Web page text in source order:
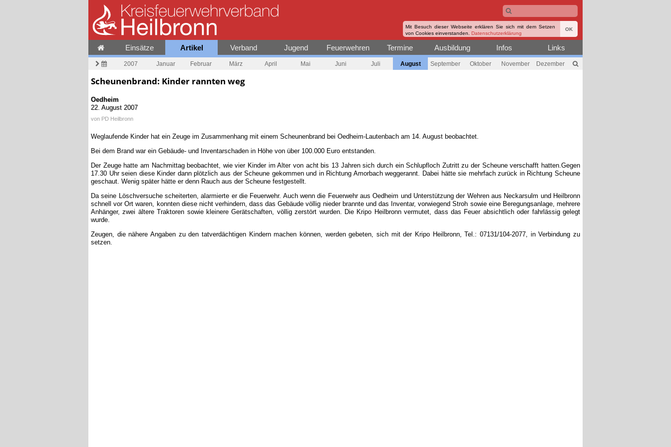
Mit Besuch dieser Webseite erklären Sie sich mit dem Setzen
von Cookies einverstanden. Datenschutzerklärung
OK
Einsätze Artikel Verband Jugend Feuerwehren Termine Ausbildung Infos Links
2007 Januar Februar März April Mai Juni Juli August September Oktober November Dezember
Scheunenbrand: Kinder rannten weg
Oedheim
22. August 2007
von PD Heilbronn
Weglaufende Kinder hat ein Zeuge im Zusammenhang mit einem Scheunenbrand bei Oedheim-Lautenbach am 14. August beobachtet.
Bei dem Brand war ein Gebäude- und Inventarschaden in Höhe von über 100.000 Euro entstanden.
Der Zeuge hatte am Nachmittag beobachtet, wie vier Kinder im Alter von acht bis 13 Jahren sich durch ein Schlupfloch Zutritt zu der Scheune verschafft hatten.Gegen
17.30 Uhr seien diese Kinder dann plötzlich aus der Scheune gekommen und in Richtung Amorbach weggerannt. Dabei hätte sie mehrfach zurück in Richtung Scheune
geschaut. Wenig später hätte er denn Rauch aus der Scheune festgestellt.
Da seine Löschversuche scheiterten, alarmierte er die Feuerwehr. Auch wenn die Feuerwehr aus Oedheim und Unterstützung der Wehren aus Neckarsulm und Heilbronn
schnell vor Ort waren, konnten diese nicht verhindern, dass das Gebäude völlig nieder brannte und das Inventar, vorwiegend Stroh sowie eine Beregungsanlage, mehrere
Anhänger, zwei ältere Traktoren sowie kleinere Gerätschaften, völlig zerstört wurden. Die Kripo Heilbronn vermutet, dass das Feuer absichtlich oder fahrlässig gelegt
wurde.
Zeugen, die nähere Angaben zu den tatverdächtigen Kindern machen können, werden gebeten, sich mit der Kripo Heilbronn, Tel.: 07131/104-2077, in Verbindung zu
setzen.